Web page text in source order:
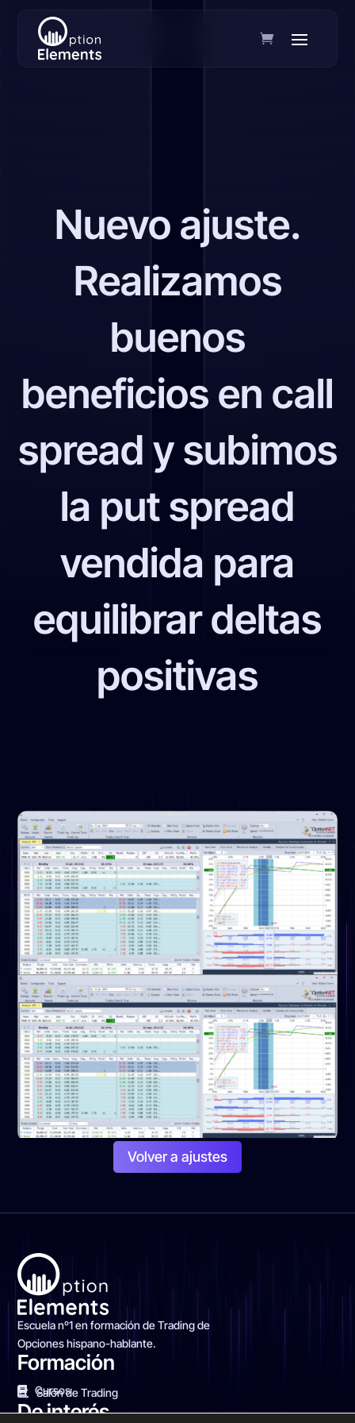
Nuevo ajuste.
Realizamos
buenos
beneficios en call
spread y subimos
la put spread
vendida para
equilibrar deltas
positivas
Volver a ajustes
Escuela nº1 en formación de Trading de
Opciones hispano-hablante.
Formación
Cursos
Salón de Trading
De interés